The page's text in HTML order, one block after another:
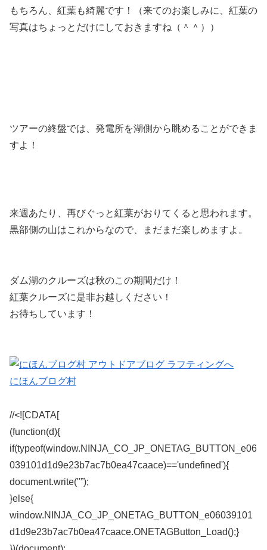
もちろん、紅葉も綺麗です！（来てのお楽しみに、紅葉の
写真はちょっとだけにしておきますね（＾＾））
ツアーの終盤では、発電所を湖側から眺めることができま
すよ！
来週あたり、再びぐっと紅葉がおりてくると思われます。
黒部側の山はこれからなので、まだまだ楽しめますよ。
ダム湖のクルーズは秋のこの期間だけ！
紅葉クルーズに是非お越しください！
お待ちしています！
にほんブログ村
//<![CDATA[
(function(d){
if(typeof(window.NINJA_CO_JP_ONETAG_BUTTON_e06
039101d1d9e23b7ac7b0ea47caace)=='undefined'){
document.write("”);
}else{
window.NINJA_CO_JP_ONETAG_BUTTON_e06039101
d1d9e23b7ac7b0ea47caace.ONETAGButton_Load();}